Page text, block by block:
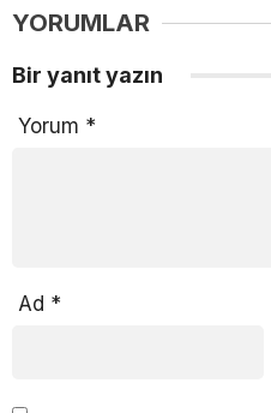
YORUMLAR
Bir yanıt yazın
Yorum *
Ad *